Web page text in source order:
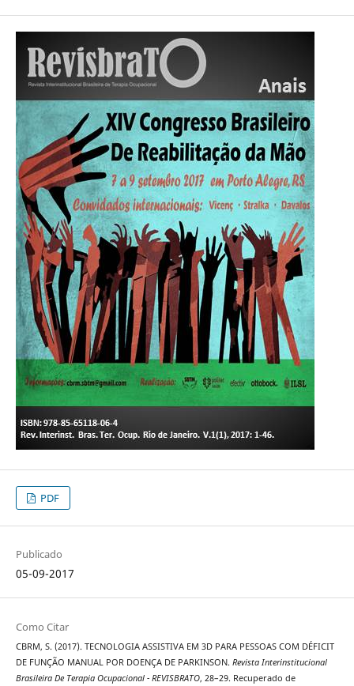
PDF
Publicado
05-09-2017
Como Citar
CBRM, S. (2017). TECNOLOGIA ASSISTIVA EM 3D PARA PESSOAS COM DÉFICIT
DE FUNÇÃO MANUAL POR DOENÇA DE PARKINSON. Revista Interinstitucional
Brasileira De Terapia Ocupacional - REVISBRATO, 28–29. Recuperado de